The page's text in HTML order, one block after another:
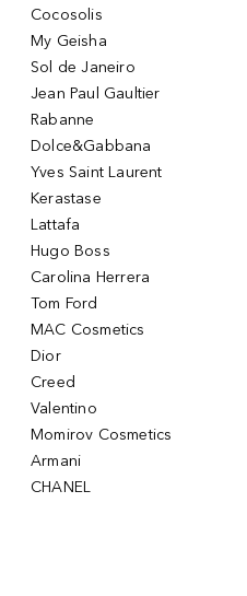
Cocosolis
My Geisha
Sol de Janeiro
Jean Paul Gaultier
Rabanne
Dolce&Gabbana
Yves Saint Laurent
Kerastase
Lattafa
Hugo Boss
Carolina Herrera
Tom Ford
MAC Cosmetics
Dior
Creed
Valentino
Momirov Cosmetics
Armani
CHANEL